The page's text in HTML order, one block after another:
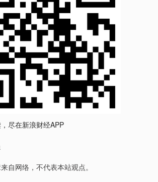
尽在新浪财经APP
自网络，不代表本站观点。